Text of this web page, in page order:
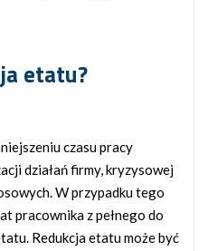
etatu?
czasu pracy
działań firmy, kryzysowej
W przypadku tego
pracownika z pełnego do
Redukcja etatu może być